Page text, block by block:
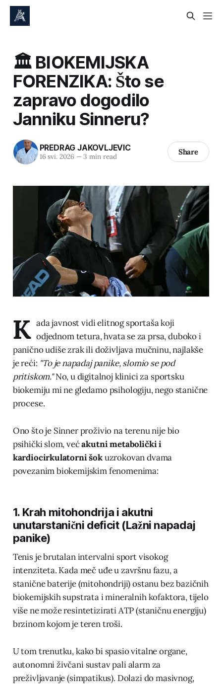
🏛️ BIOKEMIJSKA
FORENZIKA: Što se
zapravo dogodilo
Janniku Sinneru?
PREDRAG JAKOVLJEVIC
16 svi. 2026 —3 min read Share
K ada javnost vidi elitnog sportaša koji
odjednom tetura, hvata se za prsa, duboko i
panično udiše zrak ili doživljava mučninu, najlakše
je reći: "To je napadaj panike, slomio se pod
pritiskom."No, u digitalnoj klinici za sportsku
biokemiju mi ne gledamo psihologiju, nego stanične
procese.
Ono što je Sinner proživio na terenu nije bio
psihički slom, većakutni metabolički i
kardiocirkulatorni šokuzrokovan dvama
povezanim biokemijskim fenomenima:
1. Krah mitohondrija i akutni
unutarstanični deficit (Lažni napadaj
panike)
Tenis je brutalan intervalni sport visokog
intenziteta. Kada meč uđe u završnu fazu, a
stanične baterije (mitohondriji) ostanu bez bazičnih
biokemijskih supstrata i mineralnih kofaktora, tijelo
više ne može resintetizirati ATP (staničnu energiju)
brzinom kojom je teren troši.
U tom trenutku, kako bi spasio vitalne organe,
autonomni živčani sustav pali alarm za
preživljavanje (simpatikus). Dolazi do masivnog,